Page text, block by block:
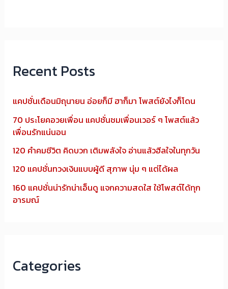
Recent Posts
แคปชั่นเดือนมิถุนายน อ่อยก็มี ฮาก็มา โพสต์ยังไงก็โดน
70 ประโยคอวยเพื่อน แคปชั่นชมเพื่อนเวอร์ ๆ โพสต์แล้ว
เพื่อนรักแน่นอน
120 คำคมชีวิต คิดบวก เติมพลังใจ อ่านแล้วฮีลใจในทุกวัน
120 แคปชั่นทวงเงินแบบผู้ดี สุภาพ นุ่ม ๆ แต่ได้ผล
160 แคปชั่นน่ารักน่าเอ็นดู แจกความสดใส ใช้โพสต์ได้ทุก
อารมณ์
Categories